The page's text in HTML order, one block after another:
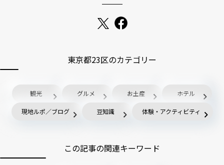
東京都23区のカテゴリー
観光 グルメ お土産 ホテル
現地ルポ／ブログ 豆知識 体験・アクティビティ
この記事の関連キーワード